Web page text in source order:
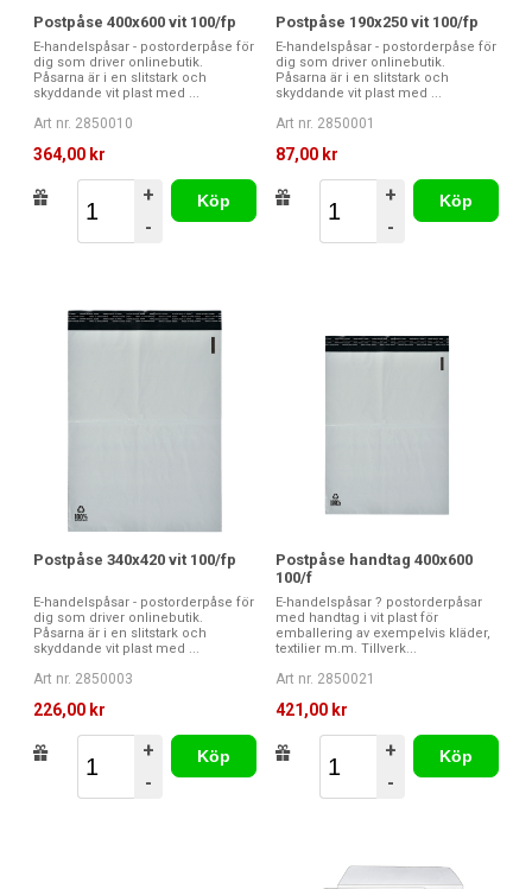
Postpåse 400x600 vit 100/fp
E-handelspåsar - postorderpåse för
dig som driver onlinebutik.
Påsarna är i en slitstark och
skyddande vit plast med ...
Art nr. 2850010
364,00 kr
+
-
Köp
Postpåse 190x250 vit 100/fp
E-handelspåsar - postorderpåse för
dig som driver onlinebutik.
Påsarna är i en slitstark och
skyddande vit plast med ...
Art nr. 2850001
87,00 kr
+
-
Köp
Postpåse 340x420 vit 100/fp
E-handelspåsar - postorderpåse för
dig som driver onlinebutik.
Påsarna är i en slitstark och
skyddande vit plast med ...
Art nr. 2850003
226,00 kr
+
-
Köp
Postpåse handtag 400x600
100/f
E-handelspåsar ? postorderpåsar
med handtag i vit plast för
emballering av exempelvis kläder,
textilier m.m. Tillverk...
Art nr. 2850021
421,00 kr
+
-
Köp